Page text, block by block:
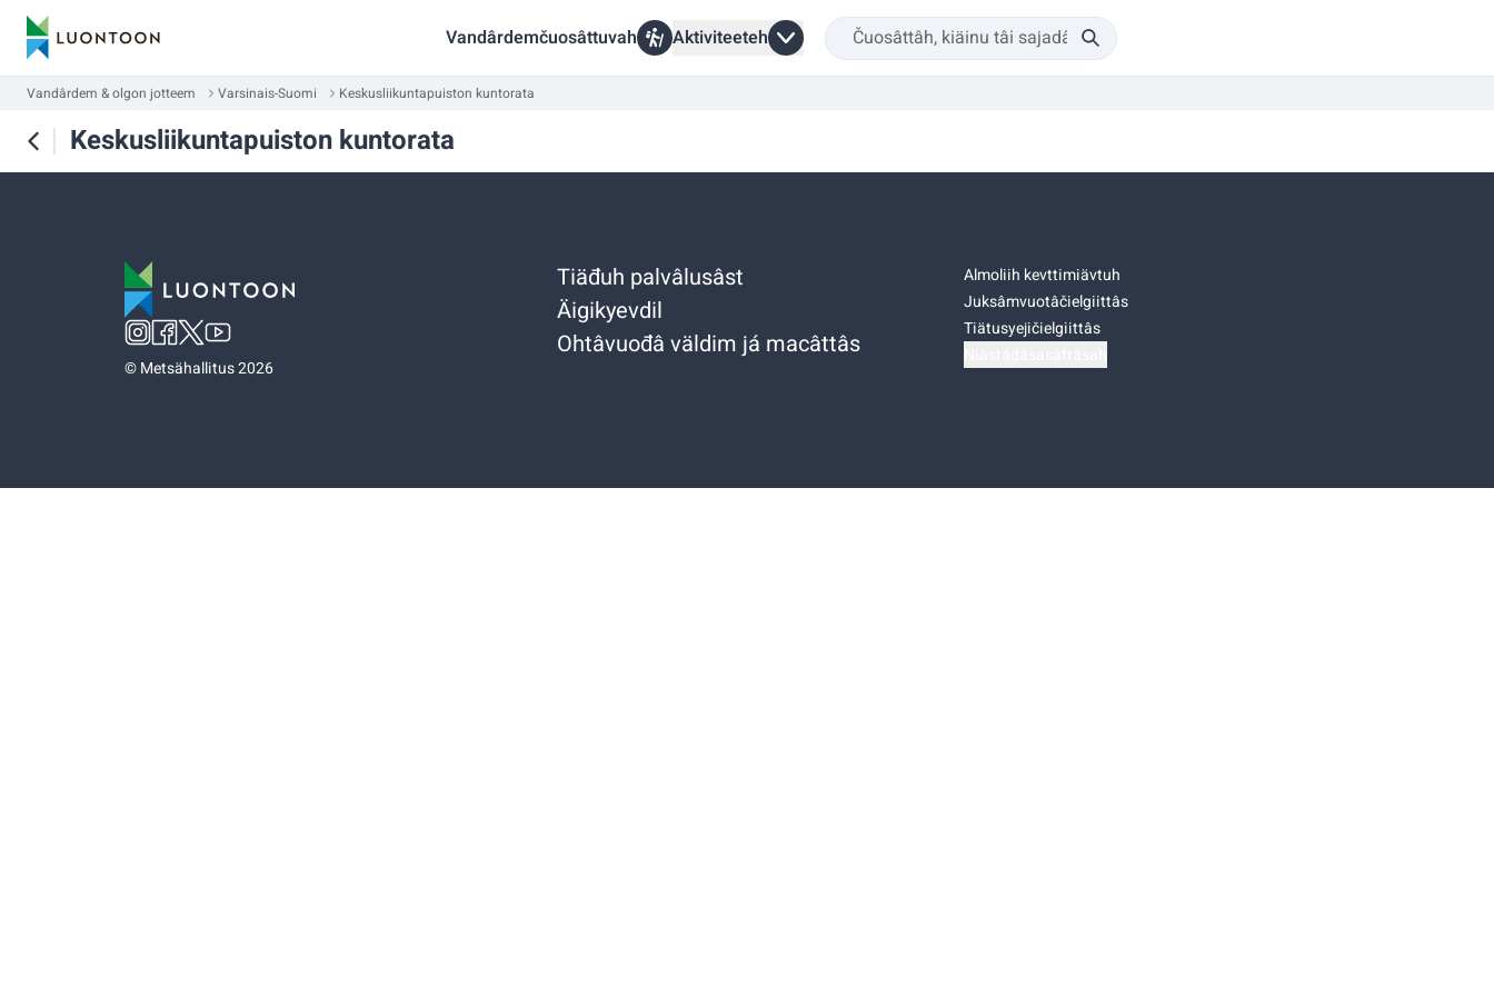
Vandârdemčuosâttuvah Aktiviteeteh
Vandârdem & olgon jotteem Varsinais-Suomi Keskusliikuntapuiston kuntorata
Keskusliikuntapuiston kuntorata
©Metsähallitus 2026
Tiäđuh palvâlusâst
Äigikyevdil
Ohtâvuođâ väldim já macâttâs
Almoliih kevttimiävtuh
Juksâmvuotâčielgiittâs
Tiätusyejičielgiittâs